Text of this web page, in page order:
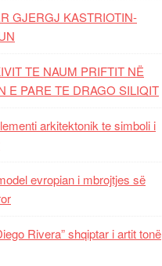
GJERGJ KASTRIOTIN-
TE NAUM PRIFTIT NË
E PARE TE DRAGO SILIQIT
arkitektonik te simboli i
evropian i mbrojtjes së
Rivera” shqiptar i artit tonë